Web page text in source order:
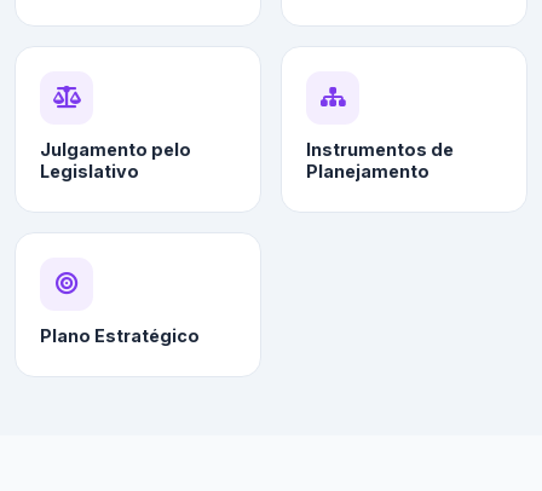
Julgamento pelo
Legislativo
Instrumentos de
Planejamento
Plano Estratégico